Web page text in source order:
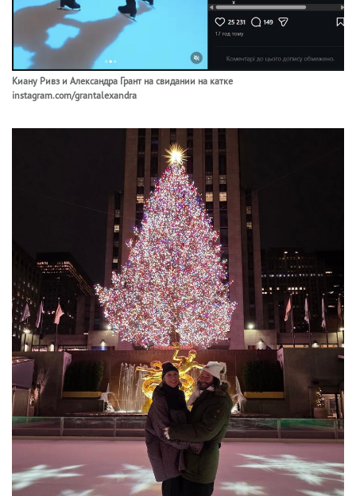
Киану Ривз и Александра Грант на свидании на катке
instagram.com/grantalexandra